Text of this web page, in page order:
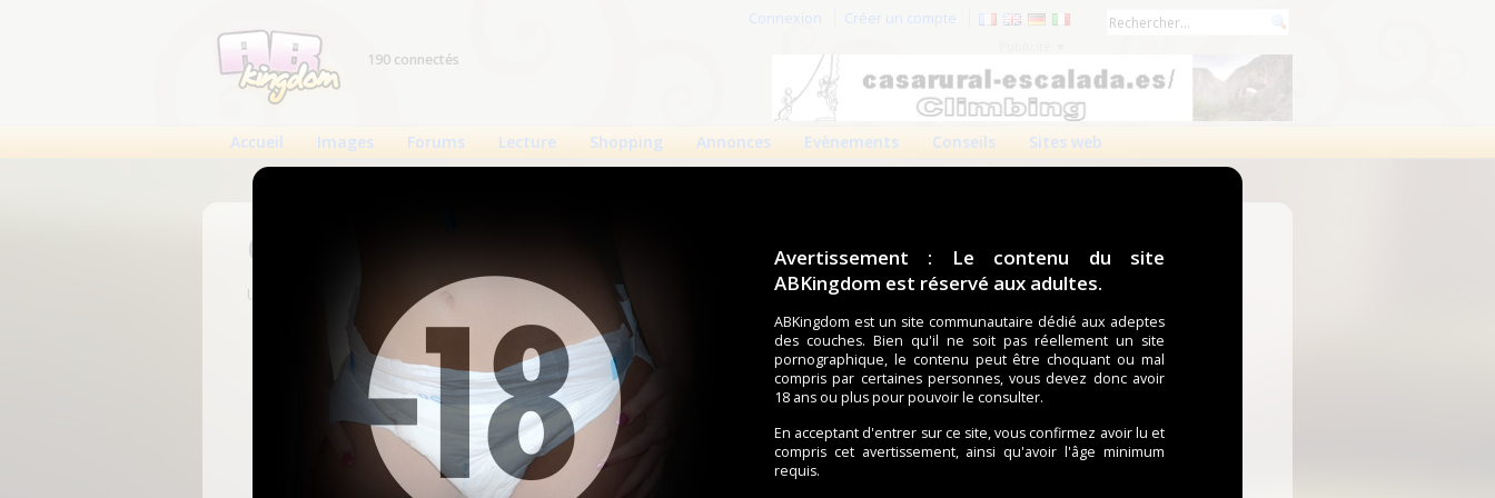
Avertissement : Le contenu du site
ABKingdom est réservé aux adultes.
ABKingdom est un site communautaire dédié aux adeptes
des couches. Bien qu'il ne soit pas réellement un site
pornographique, le contenu peut être choquant ou mal
compris par certaines personnes, vous devez donc avoir
18 ans ou plus pour pouvoir le consulter.
En acceptant d'entrer sur ce site, vous confirmez avoir lu et
compris cet avertissement, ainsi qu'avoir l'âge minimum
requis.
Connexion Créer un compte
190 connectés
Accueil Images Forums Lecture Shopping Annonces Evènements Conseils Sites web
Connexion
Un compte est nécessaire pour voir cette page.
Nom d'utilisateur
Mot de passe